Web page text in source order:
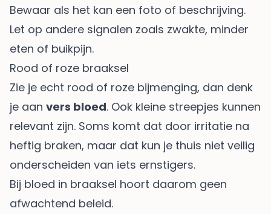
Bewaar als het kan een foto of beschrijving.
Let op andere signalen zoals zwakte, minder
eten of buikpijn.
Rood of roze braaksel
Zie je echt rood of roze bijmenging, dan denk
je aan vers bloed. Ook kleine streepjes kunnen
relevant zijn. Soms komt dat door irritatie na
heftig braken, maar dat kun je thuis niet veilig
onderscheiden van iets ernstigers.
Bij bloed in braaksel hoort daarom geen
afwachtend beleid.